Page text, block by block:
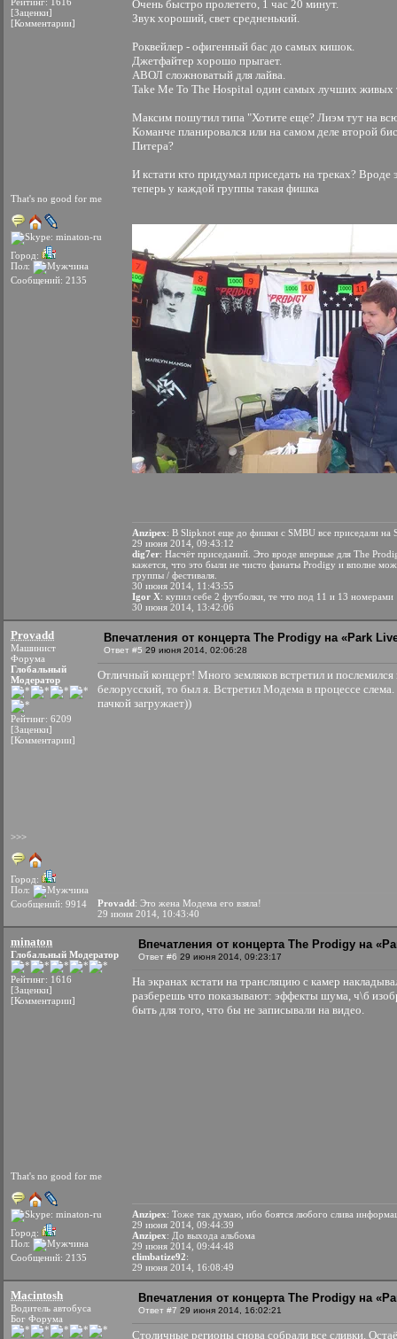
[Заценки]
[Комментарии]
That's no good for me
Город:
Пол:
Сообщений: 2135
Очень быстро пролетето, 1 час 20 минут.
Звук хороший, свет средненький.
Роквейлер - офигенный бас до самых кишок.
Джетфайтер хорошо прыгает.
АВОЛ сложноватый для лайва.
Take Me To The Hospital один самых лучших живых
Максим пошутил типа "Хотите еще? Лиэм тут на
Команче планировался или на самом деле второй
Питера?
И кстати кто придумал приседать на треках?
теперь у каждой группы такая фишка
Anzipex: В Slipknot еще до фишки с SMBU все приседали на
29 июня 2014, 09:43:12
dig7er: Насчёт приседаний. Это вроде впервые для The
кажется, что это были не чисто фанаты Prodigy и вполне
группы / фестиваля.
30 июня 2014, 11:43:55
Igor X: купил себе 2 футболки, те что под 11 и 13 номерами
30 июня 2014, 13:42:06
Provadd
Машинист
Форума
Глобальный
Модератор
Рейтинг: 6209
[Заценки]
[Комментарии]
>>>
Город:
Пол:
Сообщений: 9914
Впечатления от концерта The Prodigy на «Park
Ответ #5 29 июня 2014, 02:06:28
Отличный концерт! Много земляков встретил и
белорусский, то был я. Встретил Модема в процессе
пачкой загружает))
Provadd: Это жена Модема его взяла!
29 июня 2014, 10:43:40
minaton
Глобальный Модератор
Рейтинг: 1616
[Заценки]
[Комментарии]
That's no good for me
Город:
Пол:
Сообщений: 2135
Впечатления от концерта The Prodigy на
Ответ #6 29 июня 2014, 09:23:17
На экранах кстати на трансляцию с камер
разберешь что показывают: эффекты шума, ч\б
быть для того, что бы не записывали на видео.
Anzipex: Тоже так думаю, ибо боятся любого слива
29 июня 2014, 09:44:39
Anzipex: До выхода альбома
29 июня 2014, 09:44:48
climbatize92:
29 июня 2014, 16:08:49
Macintosh
Водитель автобуса
Бог Форума
Впечатления от концерта The Prodigy на
Ответ #7 29 июня 2014, 16:02:21
Столичные регионы снова собрали все сливки.